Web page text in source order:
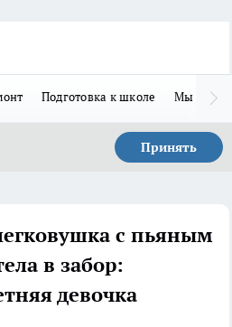
Подготовка к школе Мы в MAX
Принять
с пьяным
в забор:
девочка